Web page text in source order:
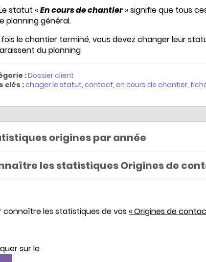
statut «En cours de chantier» signifie que tous
planning général.
fois le chantier terminé, vous devez changer leur
du planning
:Dossier client
clés :chager le statut, contact, en cours de chantier,
origines par année
les statistiques Origines de
connaître les statistiques de vos « Origines de
sur le